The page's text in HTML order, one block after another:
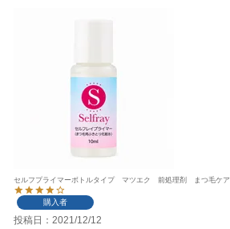
セルフプライマーボトルタイプ マツエク 前処理剤 まつ毛ケア
購入者
投稿日 2021/12/12